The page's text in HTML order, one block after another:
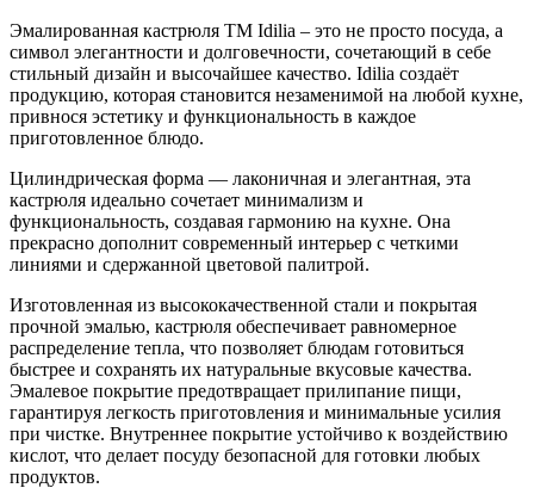
Эмалированная кастрюля TM Idilia – это не просто посуда, а
символ элегантности и долговечности, сочетающий в себе
стильный дизайн и высочайшее качество. Idilia создаёт
продукцию, которая становится незаменимой на любой кухне,
привнося эстетику и функциональность в каждое
приготовленное блюдо.
Цилиндрическая форма — лаконичная и элегантная, эта
кастрюля идеально сочетает минимализм и
функциональность, создавая гармонию на кухне. Она
прекрасно дополнит современный интерьер с четкими
линиями и сдержанной цветовой палитрой.
Изготовленная из высококачественной стали и покрытая
прочной эмалью, кастрюля обеспечивает равномерное
распределение тепла, что позволяет блюдам готовиться
быстрее и сохранять их натуральные вкусовые качества.
Эмалевое покрытие предотвращает прилипание пищи,
гарантируя легкость приготовления и минимальные усилия
при чистке. Внутреннее покрытие устойчиво к воздействию
кислот, что делает посуду безопасной для готовки любых
продуктов.